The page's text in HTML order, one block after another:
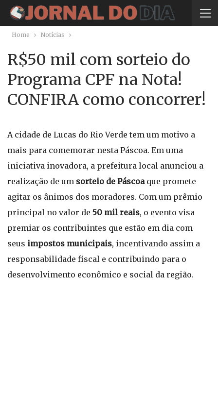
Home Notícias
R$50 mil com sorteio do
Programa CPF na Nota!
CONFIRA como concorrer!
A cidade de Lucas do Rio Verde tem um motivo a
mais para comemorar nesta Páscoa. Em uma
iniciativa inovadora, a prefeitura local anunciou a
realização de um sorteio de Páscoaque promete
agitar os ânimos dos moradores. Com um prêmio
principal no valor de 50 mil reais, o evento visa
premiar os contribuintes que estão em dia com
seus impostos municipais, incentivando assim a
responsabilidade fiscal e contribuindo para o
desenvolvimento econômico e social da região.